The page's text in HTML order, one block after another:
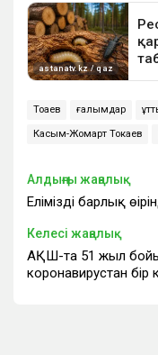
Тоқаев ғалымдар
Касым-Жомарт Токаев
Алдыңғы жаңалық
Еліміздің барлық
Келесі жаңалық
АҚШ-та 51 жыл бойы
коронавирустан